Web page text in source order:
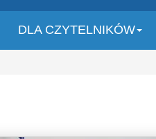
DLA CZYTELNIKÓW